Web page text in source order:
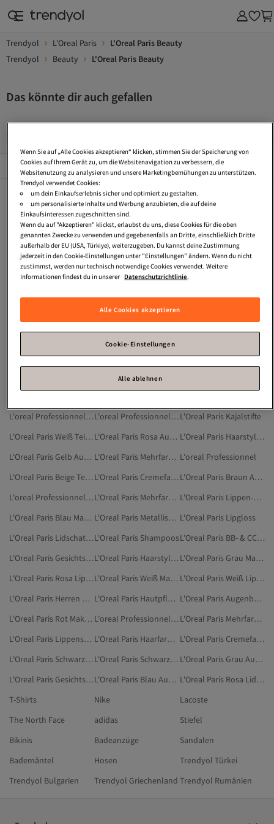
Trendyol L'Oreal Paris
L'Oreal Paris Beauty
Trendyol
Beauty L'Oreal Paris Beauty
Das könnte dir auch gefallen
Beliebte Seiten Alles Sehen
Tiegel Kosmetik Nos Kosmetik
Koreanische Kosmetik
Vegane Kosmetik
Carmen Kosmetik
Korean Body Lotions
Concealer Spf 50
Arganöl Körperpflege
Cream Highlighter
Anti Age Bodylotion
Basic Kosmetik
Gesichtscreme Ohne Alkohol
Ölfreie Gesichtscreme Gel Highlighter
Gesichtscreme Empfindliche Haut
Gesichtscreme Mit Lsf 30
L'Oreal Paris Cremefarben Beauty
L'Oreal Paris Rot Beauty
L'Oreal Paris Augen-Make-up
L'oreal Professionnel Weiß Beauty
L'Oreal Paris Schwarz Make-up
L'Oreal Paris Foundations
L'oreal Professionnel Damen Beauty
L'oreal Professionnel Braun Beauty L'Oreal Paris Kajalstifte
L'Oreal Paris Weiß Teint-Make-up
L'Oreal Paris Rosa Augen-Make-up
L'Oreal Paris Haarstylingprodukte
L'Oreal Paris Gelb Augen-Make-up
L'Oreal Paris Mehrfarbig Teint-Make-up L'oreal Professionnel
L'Oreal Paris Beige Teint-Make-up
L'Oreal Paris Cremefarben Make-up
L'Oreal Paris Braun Augen-Make-up
L'oreal Professionnel Haarstylingprodukte
L'Oreal Paris Mehrfarbig Rouges
L'Oreal Paris Lippen-Make-up
L'Oreal Paris Blau Make-up
L'Oreal Paris Metallisch Beauty L'Oreal Paris Lipgloss
L'Oreal Paris LidschattenL'Oreal Paris Shampoos
L'Oreal Paris BB- & CC-Cremes
L'Oreal Paris Gesichtstoner
L'Oreal Paris Haarstyling-Cremes Und -Wachse
L'Oreal Paris Grau Make-up
L'Oreal Paris Rosa Lippen-Make-up
L'Oreal Paris Weiß Mascaras
L'Oreal Paris Weiß Lippen-Make-up
L'Oreal Paris Herren Beauty
L'Oreal Paris Hautpflege
L'Oreal Paris Augenbehandlungen
L'Oreal Paris Rot Make-up
L'oreal Professionnel Haargels
L'Oreal Paris Mehrfarbig Augen-Make-up
L'Oreal Paris Lippenstifte
L'Oreal Paris Haarfarben
L'Oreal Paris Cremefarben Augen-Make-up
L'Oreal Paris Schwarz Augen-Make-up
L'Oreal Paris Schwarz Mascaras
L'Oreal Paris Grau Augen-Make-up
L'Oreal Paris Gesichtscremes
L'Oreal Paris Blau Augen-Make-up
L'Oreal Paris Rosa Lidschatten
T-Shirts
Nike
Lacoste
The North Face
adidas
Stiefel
Bikinis
Badeanzüge
Sandalen
Bademäntel
Hosen
Trendyol Türkei
Trendyol Bulgarien
Trendyol Griechenland Trendyol Rumänien
Wenn Sie auf „Alle Cookies akzeptieren“ klicken, stimmen Sie der Speicherung von
Cookies auf Ihrem Gerät zu, um die Websitenavigation zu verbessern, die
Websitenutzung zu analysieren und unsere Marketingbemühungen zu unterstützen.
Trendyol verwendet Cookies:
um dein Einkaufserlebnis sicher und optimiert zu gestalten.
um personalisierte Inhalte und Werbung anzubieten, die auf deine
Einkaufsinteressen zugeschnitten sind.
Wenn du auf "Akzeptieren" klickst, erlaubst du uns, diese Cookies für die oben
genannten Zwecke zu verwenden und gegebenenfalls an Dritte, einschließlich Dritte
außerhalb der EU (USA, Türkiye), weiterzugeben. Du kannst deine Zustimmung
jederzeit in den Cookie-Einstellungen unter "Einstellungen" ändern. Wenn du nicht
zustimmst, werden nur technisch notwendige Cookies verwendet. Weitere
Informationen findest du in unserer Datenschutzrichtlinie.
Alle Cookies akzeptieren
Cookie-Einstellungen
Alle ablehnen